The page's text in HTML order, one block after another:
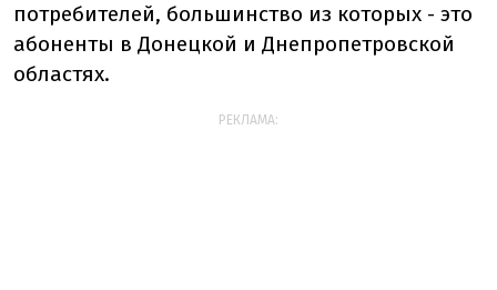
потребителей, большинство из которых - это
абоненты в Донецкой и Днепропетровской
областях.
РЕКЛАМА: